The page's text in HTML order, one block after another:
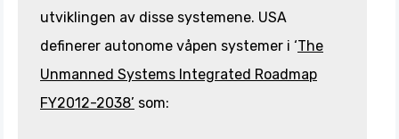
utviklingen av disse systemene. USA
definerer autonome våpen systemer i ‘The
Unmanned Systems Integrated Roadmap
FY2012-2038’ som: